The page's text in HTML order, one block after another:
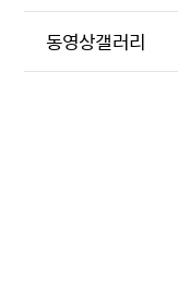
동영상갤러리